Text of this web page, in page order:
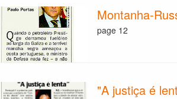
Montanha-
page 12
"A justiça é